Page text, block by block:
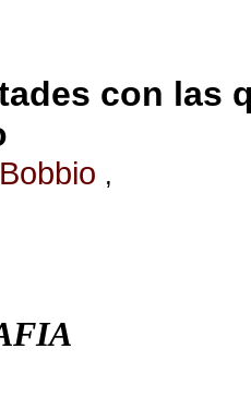
con las
,